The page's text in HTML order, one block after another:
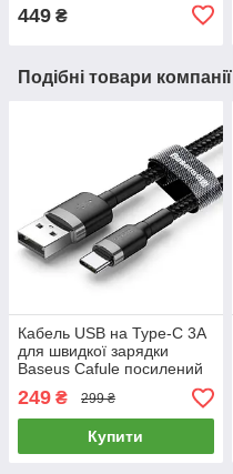
449 ₴
Подібні товари компанії
Кабель USB на Type-C 3А
для швидкої зарядки
Baseus Cafule посилений
шнур нейлоновий 1м
(чорний)
249 ₴ 299 ₴
Купити